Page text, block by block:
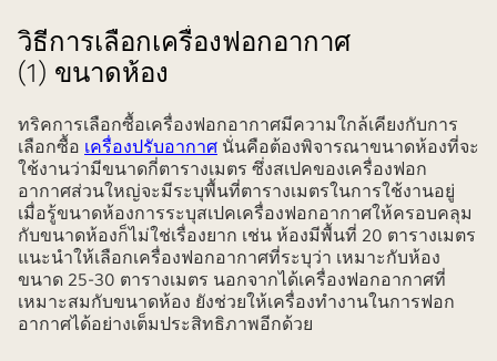
วิธีการเลือกเครื่องฟอกอากาศ
(1) ขนาดห้อง
ทริคการเลือกซื้อเครื่องฟอกอากาศมีความใกล้เคียงกับการ
เลือกซื้อ เครื่องปรับอากาศ นั่นคือต้องพิจารณาขนาดห้องที่จะ
ใช้งานว่ามีขนาดกี่ตารางเมตร ซึ่งสเปคของเครื่องฟอก
อากาศส่วนใหญ่จะมีระบุพื้นที่ตารางเมตรในการใช้งานอยู่
เมื่อรู้ขนาดห้องการระบุสเปคเครื่องฟอกอากาศให้ครอบคลุม
กับขนาดห้องก็ไม่ใช่เรื่องยาก เช่น ห้องมีพื้นที่ 20 ตารางเมตร
แนะนำให้เลือกเครื่องฟอกอากาศที่ระบุว่า เหมาะกับห้อง
ขนาด 25-30 ตารางเมตร นอกจากได้เครื่องฟอกอากาศที่
เหมาะสมกับขนาดห้อง ยังช่วยให้เครื่องทำงานในการฟอก
อากาศได้อย่างเต็มประสิทธิภาพอีกด้วย